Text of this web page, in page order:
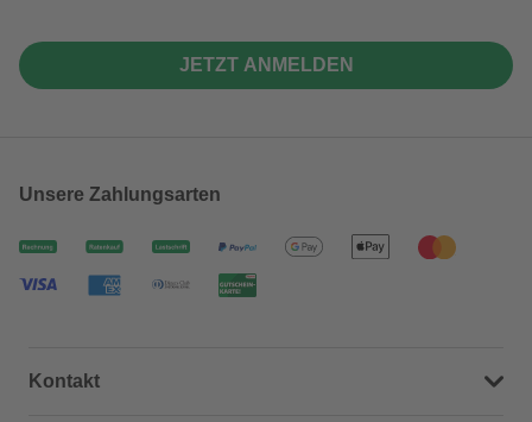
JETZT ANMELDEN
Unsere Zahlungsarten
Kontakt